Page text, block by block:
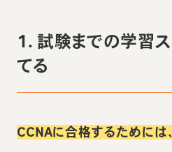
1. 試験までの学習
てる
CCNAに合格するためには